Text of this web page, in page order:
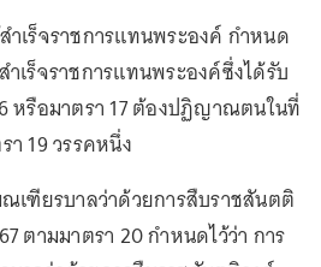
ำเร็จราชการแทนพระองค์ กำหนด
เร็จราชการแทนพระองค์ซึ่งได้รับ
หรือมาตรา 17 ต้องปฏิญาณตนในที่
19 วรรคหนึ่ง
เฑียรบาลว่าด้วยการสืบราชสันตติ
ตามมาตรา 20 กำหนดไว้ว่า การ